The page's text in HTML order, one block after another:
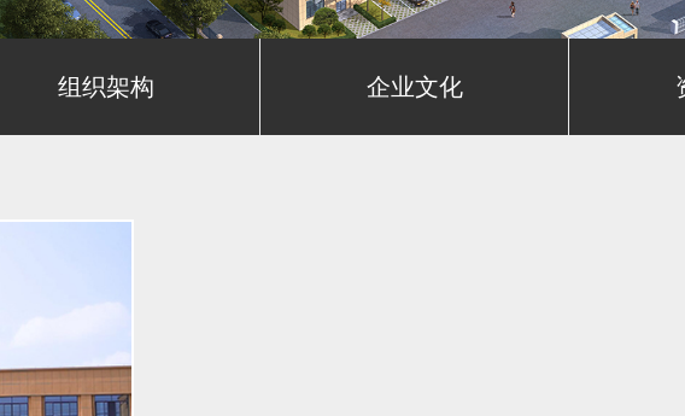
组织架构 企业文化